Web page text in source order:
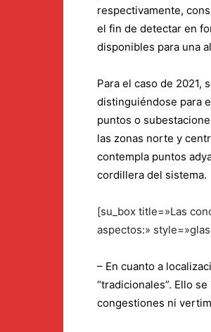
respectivamente,
el fin de detectar en
disponibles para una
Para el caso de 2021,
distinguiéndose para
puntos o
las zonas norte y
contempla puntos
cordillera del sistema.
[su_box title=»Las
aspectos:»
– En cuanto a
“tradicionales”. Ello
congestiones ni